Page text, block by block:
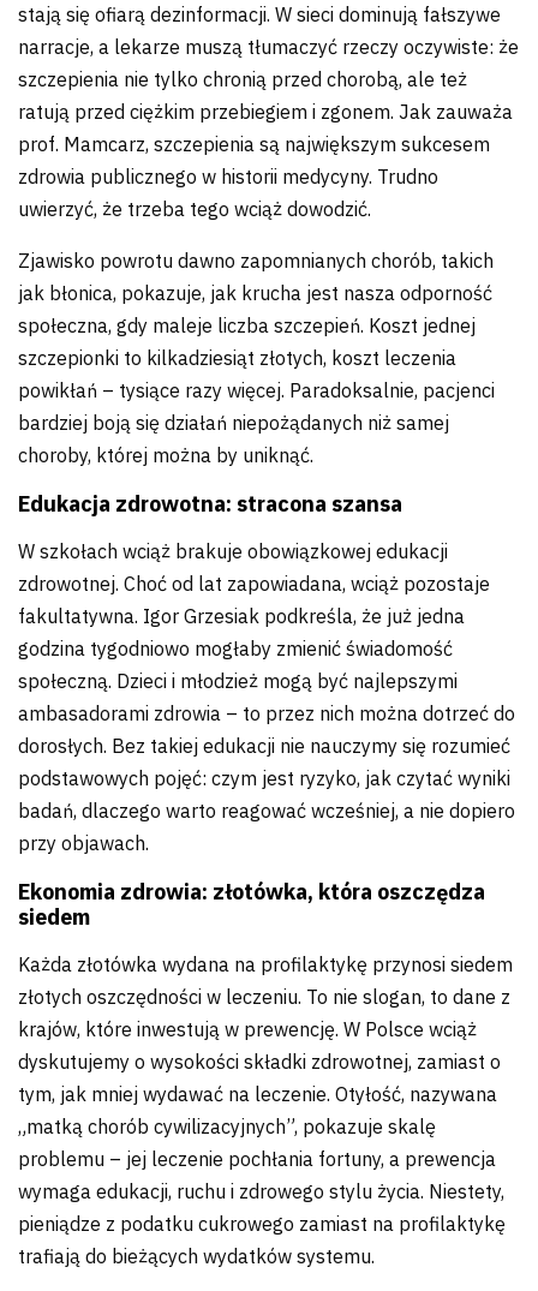
stają się ofiarą dezinformacji. W sieci dominują fałszywe
narracje, a lekarze muszą tłumaczyć rzeczy oczywiste: że
szczepienia nie tylko chronią przed chorobą, ale też
ratują przed ciężkim przebiegiem i zgonem. Jak zauważa
prof. Mamcarz, szczepienia są największym sukcesem
zdrowia publicznego w historii medycyny. Trudno
uwierzyć, że trzeba tego wciąż dowodzić.
Zjawisko powrotu dawno zapomnianych chorób, takich
jak błonica, pokazuje, jak krucha jest nasza odporność
społeczna, gdy maleje liczba szczepień. Koszt jednej
szczepionki to kilkadziesiąt złotych, koszt leczenia
powikłań – tysiące razy więcej. Paradoksalnie, pacjenci
bardziej boją się działań niepożądanych niż samej
choroby, której można by uniknąć.
Edukacja zdrowotna: stracona szansa
W szkołach wciąż brakuje obowiązkowej edukacji
zdrowotnej. Choć od lat zapowiadana, wciąż pozostaje
fakultatywna. Igor Grzesiak podkreśla, że już jedna
godzina tygodniowo mogłaby zmienić świadomość
społeczną. Dzieci i młodzież mogą być najlepszymi
ambasadorami zdrowia – to przez nich można dotrzeć do
dorosłych. Bez takiej edukacji nie nauczymy się rozumieć
podstawowych pojęć: czym jest ryzyko, jak czytać wyniki
badań, dlaczego warto reagować wcześniej, a nie dopiero
przy objawach.
Ekonomia zdrowia: złotówka, która oszczędza
siedem
Każda złotówka wydana na profilaktykę przynosi siedem
złotych oszczędności w leczeniu. To nie slogan, to dane z
krajów, które inwestują w prewencję. W Polsce wciąż
dyskutujemy o wysokości składki zdrowotnej, zamiast o
tym, jak mniej wydawać na leczenie. Otyłość, nazywana
„matką chorób cywilizacyjnych”, pokazuje skalę
problemu – jej leczenie pochłania fortuny, a prewencja
wymaga edukacji, ruchu i zdrowego stylu życia. Niestety,
pieniądze z podatku cukrowego zamiast na profilaktykę
trafiają do bieżących wydatków systemu.